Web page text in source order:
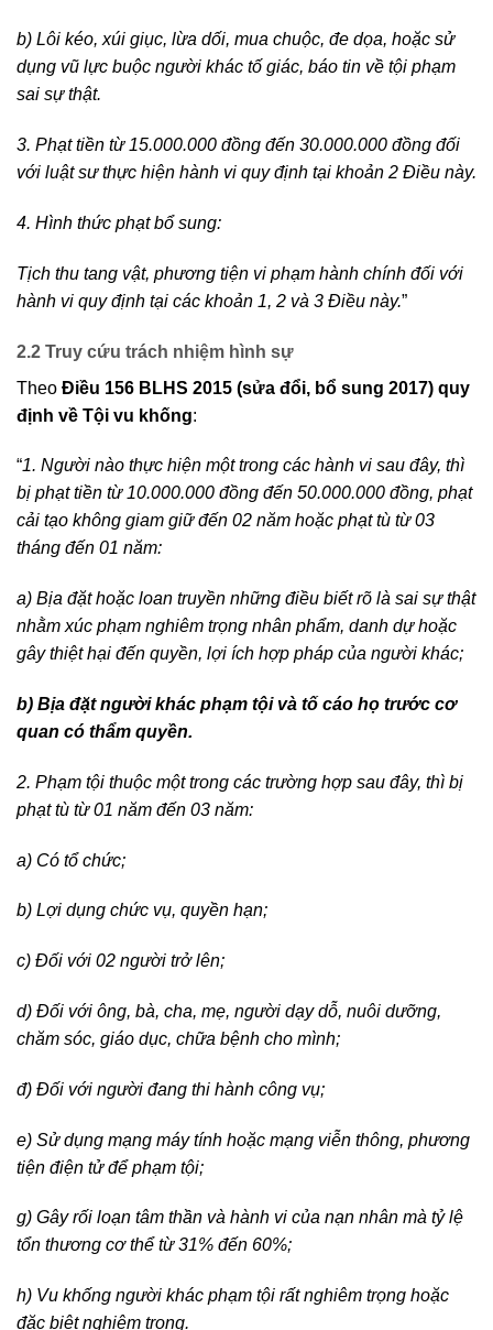
b) Lôi kéo, xúi giục, lừa dối, mua chuộc, đe dọa, hoặc sử
dụng vũ lực buộc người khác tố giác, báo tin về tội phạm
sai sự thật.
3. Phạt tiền từ 15.000.000 đồng đến 30.000.000 đồng đối
với luật sư thực hiện hành vi quy định tại khoản 2 Điều này.
4. Hình thức phạt bổ sung:
Tịch thu tang vật, phương tiện vi phạm hành chính đối với
hành vi quy định tại các khoản 1, 2 và 3 Điều này.”
2.2 Truy cứu trách nhiệm hình sự
Theo Điều 156 BLHS 2015 (sửa đổi, bổ sung 2017) quy
định về Tội vu khống:
“1. Người nào thực hiện một trong các hành vi sau đây, thì
bị phạt tiền từ 10.000.000 đồng đến 50.000.000 đồng, phạt
cải tạo không giam giữ đến 02 năm hoặc phạt tù từ 03
tháng đến 01 năm:
a) Bịa đặt hoặc loan truyền những điều biết rõ là sai sự thật
nhằm xúc phạm nghiêm trọng nhân phẩm, danh dự hoặc
gây thiệt hại đến quyền, lợi ích hợp pháp của người khác;
b) Bịa đặt người khác phạm tội và tố cáo họ trước cơ
quan có thẩm quyền.
2. Phạm tội thuộc một trong các trường hợp sau đây, thì bị
phạt tù từ 01 năm đến 03 năm:
a) Có tổ chức;
b) Lợi dụng chức vụ, quyền hạn;
c) Đối với 02 người trở lên;
d) Đối với ông, bà, cha, mẹ, người dạy dỗ, nuôi dưỡng,
chăm sóc, giáo dục, chữa bệnh cho mình;
đ) Đối với người đang thi hành công vụ;
e) Sử dụng mạng máy tính hoặc mạng viễn thông, phương
tiện điện tử để phạm tội;
g) Gây rối loạn tâm thần và hành vi của nạn nhân mà tỷ lệ
tổn thương cơ thể từ 31% đến 60%;
h) Vu khống người khác phạm tội rất nghiêm trọng hoặc
đặc biệt nghiêm trọng.